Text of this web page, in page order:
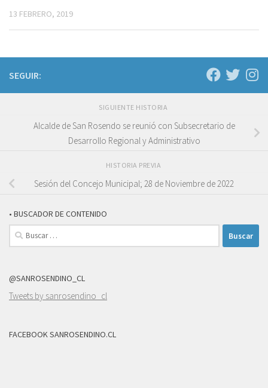
13 FEBRERO, 2019
SEGUIR:
SIGUIENTE HISTORIA
Alcalde de San Rosendo se reunió con Subsecretario de
Desarrollo Regional y Administrativo
HISTORIA PREVIA
Sesión del Concejo Municipal; 28 de Noviembre de 2022
• BUSCADOR DE CONTENIDO
Buscar:
@SANROSENDINO_CL
Tweets by sanrosendino_cl
FACEBOOK SANROSENDINO.CL